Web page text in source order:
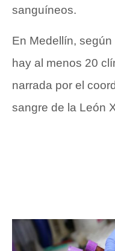
sanguíneos.
En Medellín,
hay al menos 20
narrada por el
sangre de la León